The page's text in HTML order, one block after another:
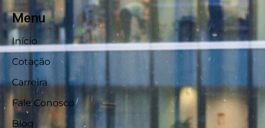
Menu
Início
Cotação
Carreira
Fale Conosco
Blog